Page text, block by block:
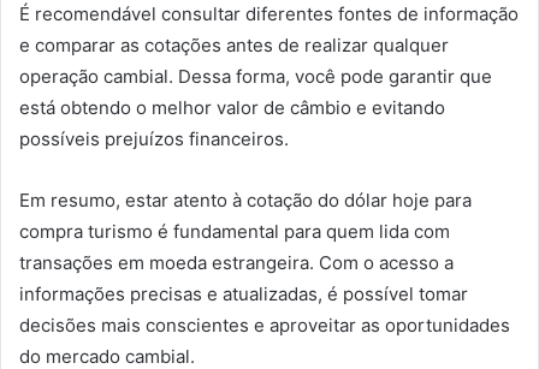
É recomendável consultar diferentes fontes de informação
e comparar as cotações antes de realizar qualquer
operação cambial. Dessa forma, você pode garantir que
está obtendo o melhor valor de câmbio e evitando
possíveis prejuízos financeiros.
Em resumo, estar atento à cotação do dólar hoje para
compra turismo é fundamental para quem lida com
transações em moeda estrangeira. Com o acesso a
informações precisas e atualizadas, é possível tomar
decisões mais conscientes e aproveitar as oportunidades
do mercado cambial.